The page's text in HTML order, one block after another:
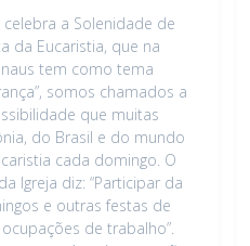
a Solenidade de
da Eucaristia, que na
tem como tema
somos chamados a
que muitas
do Brasil e do mundo
cada domingo. O
Igreja diz: “Participar da
e outras festas de
de trabalho”.